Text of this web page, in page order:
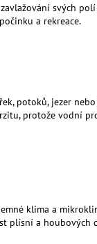
svých
a rekreace.
potoků, jezer
protože vodní
klima a
plísní a